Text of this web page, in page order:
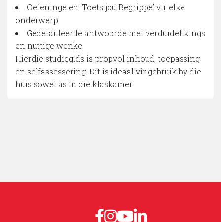
Oefeninge en ‘Toets jou Begrippe’ vir elke
onderwerp
Gedetailleerde antwoorde met verduidelikings
en nuttige wenke
Hierdie studiegids is propvol inhoud, toepassing
en selfassessering. Dit is ideaal vir gebruik by die
huis sowel as in die klaskamer.